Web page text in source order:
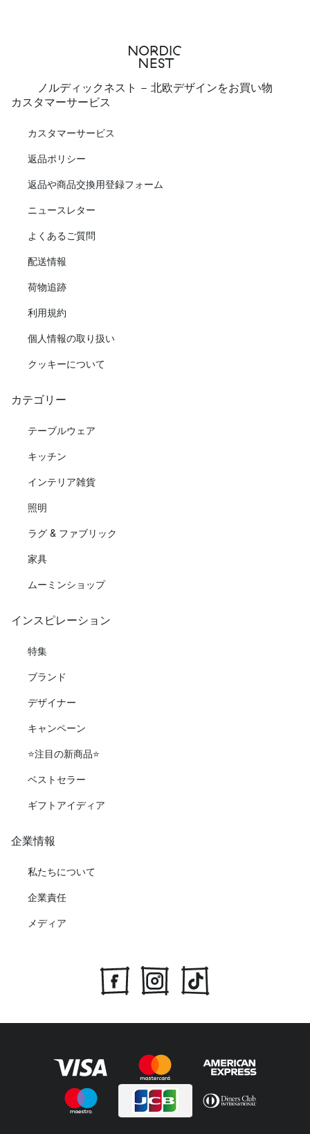
ノルディックネスト - 北欧デザインをお買い物
カスタマーサービス
カスタマーサービス
返品ポリシー
返品や商品交換用登録フォーム
ニュースレター
よくあるご質問
配送情報
荷物追跡
利用規約
個人情報の取り扱い
クッキーについて
カテゴリー
テーブルウェア
キッチン
インテリア雑貨
照明
ラグ & ファブリック
家具
ムーミンショップ
インスピレーション
特集
ブランド
デザイナー
キャンペーン
⭐️注目の新商品⭐️
ベストセラー
ギフトアイディア
企業情報
私たちについて
企業責任
メディア